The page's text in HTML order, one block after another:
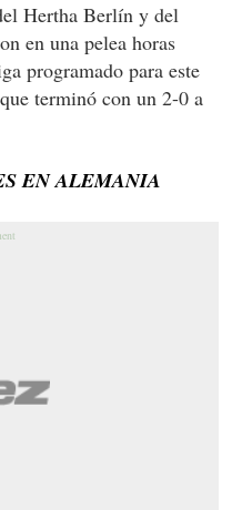
Hertha Berlín y del
en una pelea horas
programado para este
terminó con un 2-0 a
EN ALEMANIA